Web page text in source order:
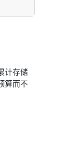
计存储
算而不